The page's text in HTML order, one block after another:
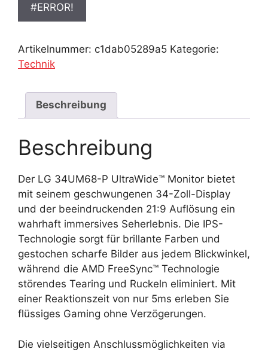
#ERROR!
Artikelnummer: c1dab05289a5 Kategorie:
Technik
Beschreibung
Beschreibung
Der LG 34UM68-P UltraWide™ Monitor bietet
mit seinem geschwungenen 34-Zoll-Display
und der beeindruckenden 21:9 Auflösung ein
wahrhaft immersives Seherlebnis. Die IPS-
Technologie sorgt für brillante Farben und
gestochen scharfe Bilder aus jedem Blickwinkel,
während die AMD FreeSync™ Technologie
störendes Tearing und Ruckeln eliminiert. Mit
einer Reaktionszeit von nur 5ms erleben Sie
flüssiges Gaming ohne Verzögerungen.
Die vielseitigen Anschlussmöglichkeiten via